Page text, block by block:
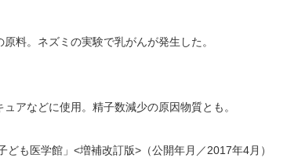
料。ネズミの実験で乳がんが発生した。
アなどに使用。精子数減少の原因物質とも。
も医学館」<増補改訂版>（公開年月／2017年4月）